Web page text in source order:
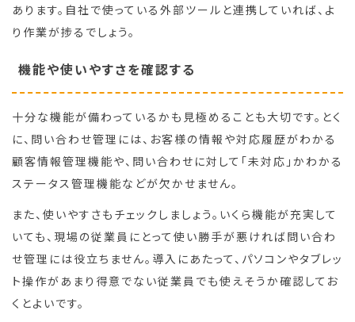
あります。自社で使っている外部ツールと連携していれば、よ
り作業が捗るでしょう。
機能や使いやすさを確認する
十分な機能が備わっているかも見極めることも大切です。とく
に、問い合わせ管理には、お客様の情報や対応履歴がわかる
顧客情報管理機能や、問い合わせに対して「未対応」かわかる
ステータス管理機能などが欠かせません。
また、使いやすさもチェックしましょう。いくら機能が充実して
いても、現場の従業員にとって使い勝手が悪ければ問い合わ
せ管理には役立ちません。導入にあたって、パソコンやタブレッ
ト操作があまり得意でない従業員でも使えそうか確認してお
くとよいです。